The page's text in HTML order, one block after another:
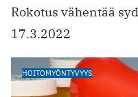
Rokotus vähentää
17.3.2022
HOITOMYÖNTYVYYS